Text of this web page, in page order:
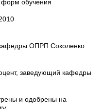
форм обучения
ОПРП Соколенко
заведующий кафедры
и одобрены на